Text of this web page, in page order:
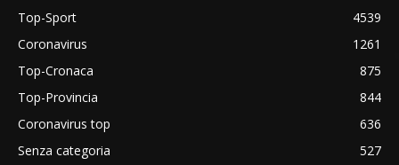
Top-Sport
4539
Coronavirus
1261
Top-Cronaca
875
Top-Provincia
844
Coronavirus top
636
Senza categoria
527